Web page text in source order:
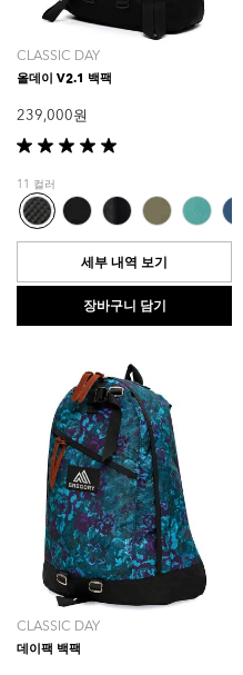
CLASSIC DAY
올데이 V2.1 백팩
239,000 원
별
5
개
중
5.0
입
다.
11 컬러
세부 내역 보기
장바구니 담기
CLASSIC DAY
데이팩 백팩